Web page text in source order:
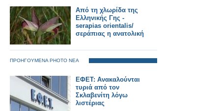
Από τη χλωρίδα της
Ελληνικής Γης -
serapias orientalis/
σεράπιας η ανατολική
ΠΡΟΗΓΟΥΜΕΝΑ PHOTO ΝΕΑ
ΕΦΕΤ: Ανακαλούνται
τυριά από τον
Σκλαβενίτη λόγω
λιστέριας